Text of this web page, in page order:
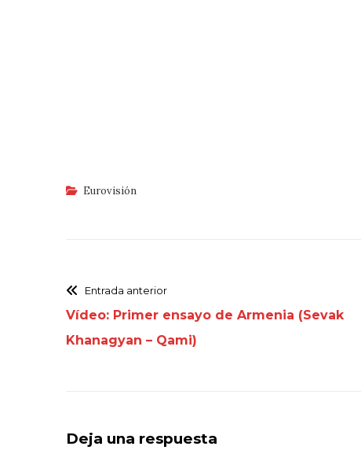
Eurovisión
Entrada anterior
Vídeo: Primer ensayo de Armenia (Sevak
Khanagyan – Qami)
Deja una respuesta